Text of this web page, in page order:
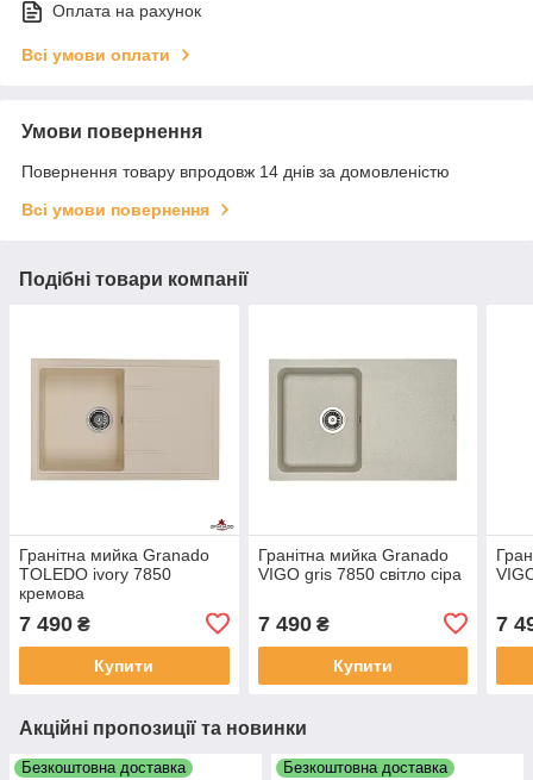
Оплата на рахунок
Всі умови оплати
Умови повернення
Повернення товару впродовж 14 днів за домовленістю
Всі умови повернення
Подібні товари компанії
Гранітна мийка Granado
TOLEDO ivory 7850
кремова
7 490 ₴
Купити
Гранітна мийка Granado
VIGO gris 7850 світло сіра
7 490₴
Купити
7
Акційні пропозиції та новинки
Безкоштовна доставка
Безкоштовна доставка